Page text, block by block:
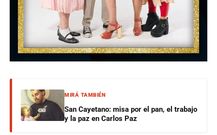
MIRÁ TAMBIÉN
San Cayetano: misa por el pan, el trabajo
y la paz en Carlos Paz